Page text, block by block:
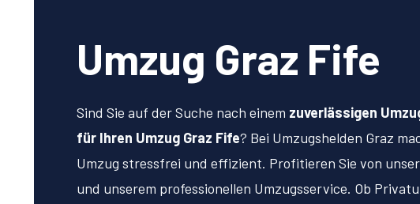
Umzug Graz Fife
Sind Sie auf der Suche nach einem zuverlässigen
für Ihren Umzug Graz Fife? Bei Umzugshelden Graz
Umzug stressfrei und effizient. Profitieren Sie von
und unserem professionellen Umzugsservice. Ob